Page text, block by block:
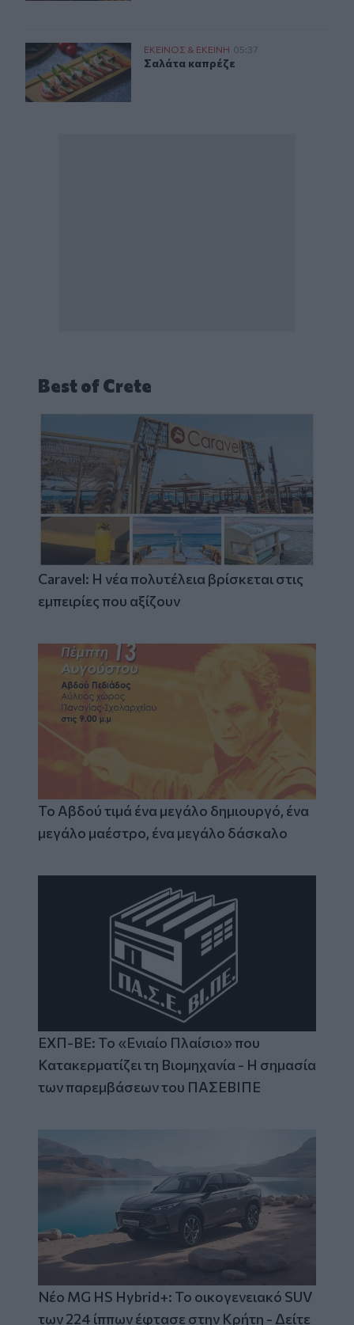
Σαλάτα καπρέζε ΕΚΕΙΝΟΣ & ΕΚΕΙΝΗ 05:37
Σαλάτα καπρέζε
Σαλάτα καπρέζε
Best of Crete
Caravel: Η νέα πολυτέλεια βρίσκεται στις
εμπειρίες που αξίζουν
Το Αβδού τιμά ένα μεγάλο δημιουργό, ένα
μεγάλο μαέστρο, ένα μεγάλο δάσκαλο
ΕΧΠ-ΒΕ: Το «Ενιαίο Πλαίσιο» που
Κατακερματίζει τη Βιομηχανία - Η σημασία
των παρεμβάσεων του ΠΑΣΕΒΙΠΕ
Νέο MG HS Hybrid+: Το οικογενειακό SUV
των 224 ίππων έφτασε στην Κρήτη - Δείτε